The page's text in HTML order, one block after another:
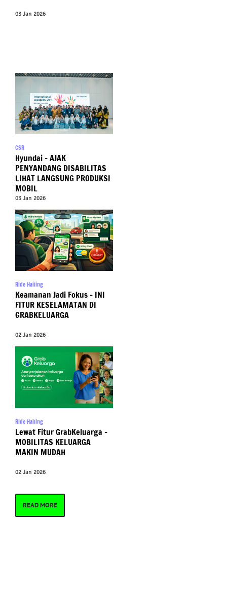
03 Jan 2026
CSR
Hyundai – AJAK
PENYANDANG DISABILITAS
LIHAT LANGSUNG PRODUKSI
MOBIL
03 Jan 2026
Ride Hailing
Keamanan Jadi Fokus – INI
FITUR KESELAMATAN DI
GRABKELUARGA
02 Jan 2026
Ride Hailing
Lewat Fitur GrabKeluarga –
MOBILITAS KELUARGA
MAKIN MUDAH
02 Jan 2026
READ MORE